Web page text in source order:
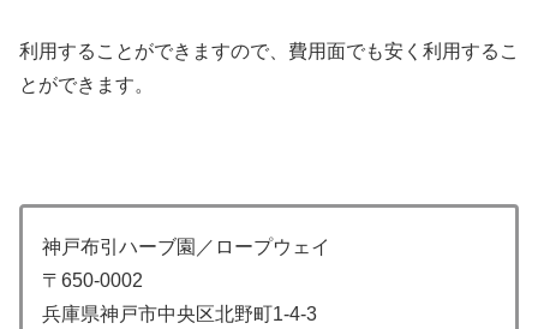
利用することができますので、費用面でも安く利用するこ
とができます。
神戸布引ハーブ園／ロープウェイ
〒650-0002
兵庫県神戸市中央区北野町1-4-3